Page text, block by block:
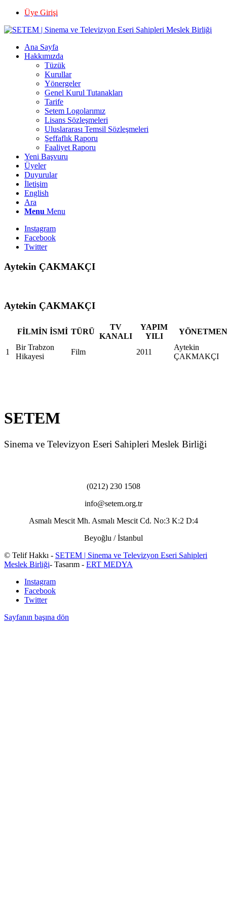
Üye Girişi
Ana Sayfa
Hakkımızda
Tüzük
Kurullar
Yönergeler
Genel Kurul Tutanakları
Tarife
Setem Logolarımız
Lisans Sözleşmeleri
Uluslararası Temsil Sözleşmeleri
Şeffaflık Raporu
Faaliyet Raporu
Yeni Başvuru
Üyeler
Duyurular
İletişim
English
Ara
Menu Menu
Instagram
Facebook
Twitter
Aytekin ÇAKMAKÇI
Aytekin ÇAKMAKÇI
FİLMİN İSMİ TÜRÜ
TV
KANALI
YAPIM
YILI
YÖNETMEN
1
Bir Trabzon
Hikayesi
Film 2011
Aytekin
ÇAKMAKÇI
SETEM
Sinema ve Televizyon Eseri Sahipleri Meslek Birliği
(0212) 230 1508
info@setem.org.tr
Asmalı Mescit Mh. Asmalı Mescit Cd. No:3 K:2 D:4
Beyoğlu / İstanbul
© Telif Hakkı - SETEM | Sinema ve Televizyon Eseri Sahipleri
Meslek Birliği- Tasarım - ERT MEDYA
Instagram
Facebook
Twitter
Sayfanın başına dön